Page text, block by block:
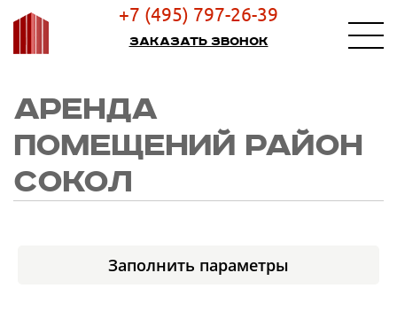
+7 (495) 797-26-39
Заказать звонок
АРЕНДА
ПОМЕЩЕНИЙ РАЙОН
СОКОЛ
Заполнить параметры